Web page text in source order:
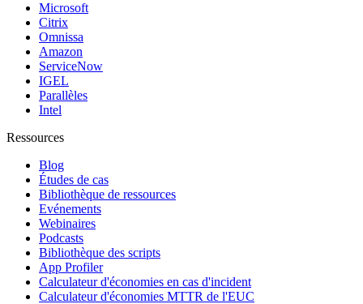
Microsoft
Citrix
Omnissa
Amazon
ServiceNow
IGEL
Parallèles
Intel
Ressources
Blog
Études de cas
Bibliothèque de ressources
Evénements
Webinaires
Podcasts
Bibliothèque des scripts
App Profiler
Calculateur d'économies en cas d'incident
Calculateur d'économies MTTR de l'EUC